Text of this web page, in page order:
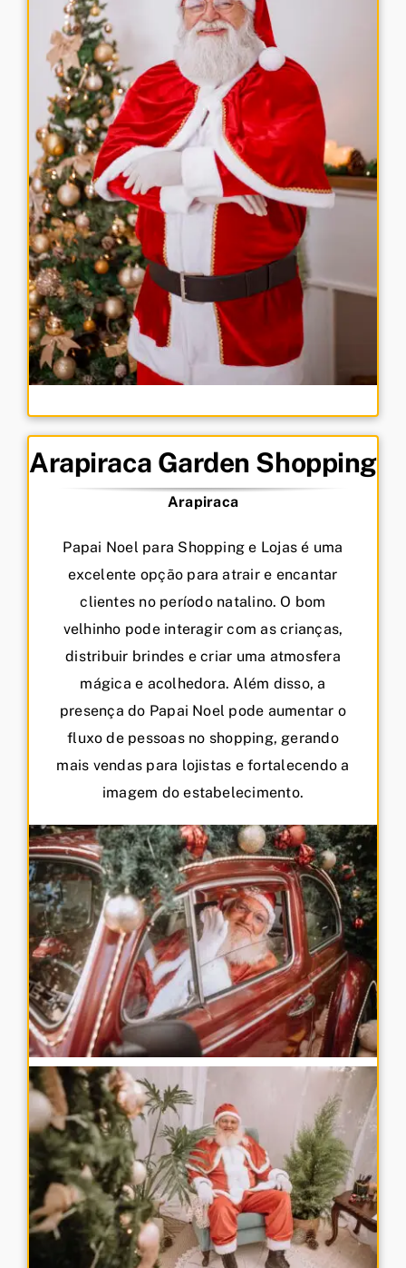
Arapiraca Garden Shopping
Arapiraca
Papai Noel para Shopping e Lojas é uma
excelente opção para atrair e encantar
clientes no período natalino. O bom
velhinho pode interagir com as crianças,
distribuir brindes e criar uma atmosfera
mágica e acolhedora. Além disso, a
presença do Papai Noel pode aumentar o
fluxo de pessoas no shopping, gerando
mais vendas para lojistas e fortalecendo a
imagem do estabelecimento.